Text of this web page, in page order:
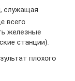
служащая
всего
железные
станции).
плохого